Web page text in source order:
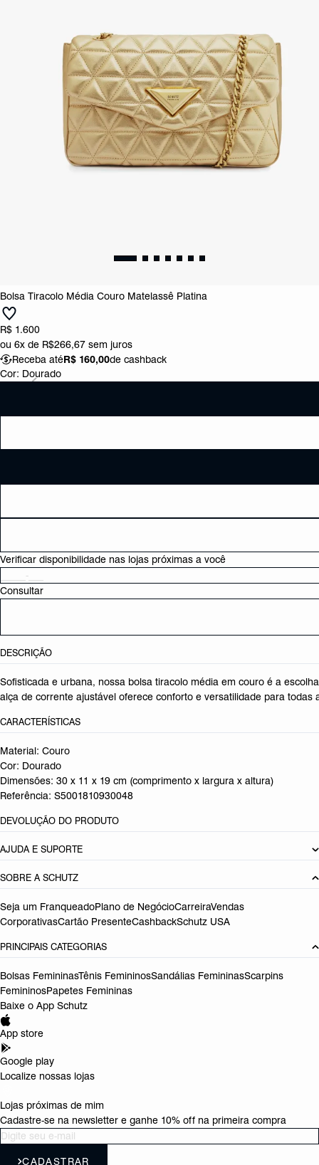
Bolsa Tiracolo Média Couro Matelassê Platina
R$ 1.600
ou 6x de R$266,67 sem juros
Receba atéR$ 160,00de cashback
Cor: Dourado
Verificar disponibilidade nas lojas próximas a você
Consultar
DESCRIÇÃO
Sofisticada e urbana, nossa bolsa tiracolo média em couro é a
alça de corrente ajustável oferece conforto e versatilidade para todas
CARACTERÍSTICAS
Material: Couro
Cor: Dourado
Dimensões: 30 x 11 x 19 cm (comprimento x largura x altura)
Referência: S5001810930048
DEVOLUÇÃO DO PRODUTO
AJUDA E SUPORTE
SOBRE A SCHUTZ
Seja um FranqueadoPlano de NegócioCarreiraVendas
CorporativasCartão PresenteCashbackSchutz USA
PRINCIPAIS CATEGORIAS
Bolsas FemininasTênis FemininosSandálias FemininasScarpins
FemininosPapetes Femininas
Baixe o App Schutz
App store
Google play
Localize nossas lojas
Lojas próximas de mim
Cadastre-se na newsletter e ganhe 10% off na primeira compra
CADASTRAR